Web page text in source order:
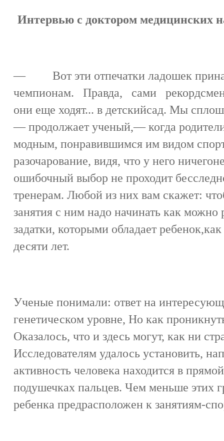
Интервью с доктором медицинских
— Вот эти отпечатки ладошек
чемпионам. Правда, сами
они еще ходят... в детскийсад. Мы
— продолжает ученый,— когда родители
модным, понравившимся им видом
разочарование, видя, что у него
ошибочный выбор не проходит
тренерам. Любой из них вам скажет:
занятия с ним надо начинать как
задатки, которыми обладает
десяти лет.
Ученые понимали: ответ на
генетическом уровне, Но как
Оказалось, что и здесь могут, как ни
Исследователям удалось установить,
активность человека находится в
подушечках пальцев. Чем меньше этих
ребенка предрасположен к занятиям-